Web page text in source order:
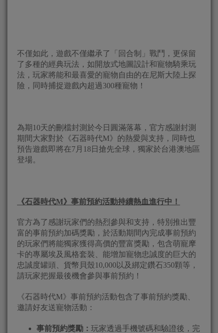
不僅如此，遊戲不僅繼承了「回合制」戰鬥，更保留
了多種的經典玩法，如開放式地圖設計和寵物騎乘玩
法，玩家將能和最喜愛的寵物自由的在尼斯大陸上探
險，同時捕捉遊戲內超過300種寵物！
為期10天的刪檔封測於今日圓滿落幕，官方感謝封測
期間大家對於《石器時代M》的熱愛與支持，同時也
預告遊戲即將在7月18日搶先全球，獨家於台港澳地區
登場。
《石器時代M》事前預約活動持續熱血進行中！
官方為了感謝玩家們的熱烈參與和支持，特別推出豐
富的事前預約加碼獎勵，於活動期間內完成事前預約
的玩家們將能獨家獲得高價的豐富獎勵，包含萌寵摩
卡的專屬埃及風格套裝、能增加寵物忠誠度的巨大的
忠誠度罐頭、貨幣貝殼10,000以及綁定鑽石350顆等，
請玩家把握最後機會參與事前預約！
《石器時代M》事前預約活動包含了事前預約獎勵、
邀請好友送寵物活動：
事前預約獎勵： 玩家透過手機號碼和驗證後，完